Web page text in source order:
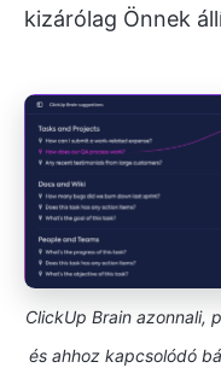
kizárólag Önnek
ClickUp Brain azonnali,
és ahhoz kapcsolódó